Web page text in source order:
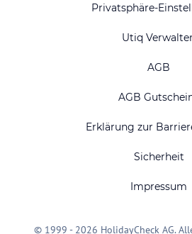
Privatsphäre-
Utiq
AGB
AGB
Erklärung zur
Sicherheit
Impressum
© 1999 - 2026 HolidayCheck AG.